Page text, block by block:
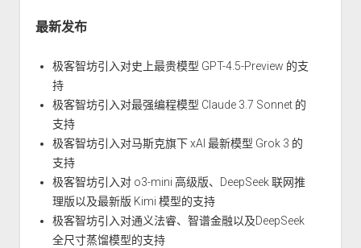
最新发布
极客智坊引入对史上最贵模型 GPT-4.5-Preview 的支
持
极客智坊引入对最强编程模型 Claude 3.7 Sonnet 的
支持
极客智坊引入对马斯克旗下 xAI 最新模型 Grok 3 的
支持
极客智坊引入对 o3-mini 高级版、DeepSeek 联网推
理版以及最新版 Kimi 模型的支持
极客智坊引入对通义法睿、智谱金融以及DeepSeek
全尺寸蒸馏模型的支持